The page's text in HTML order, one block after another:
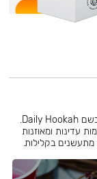
טבק מבית החברה Darkside. המותג פעם היה מוכר בשם Daily Hookah.
עדינות ומאוזנות
בקלילות.